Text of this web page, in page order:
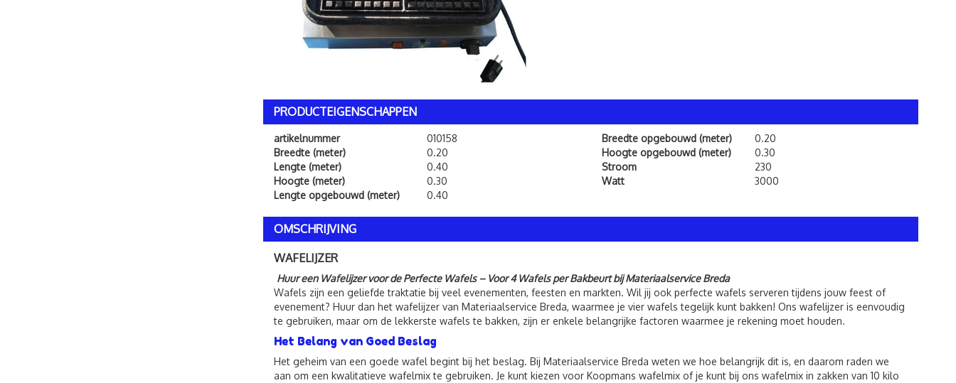
PRODUCTEIGENSCHAPPEN
artikelnummer
010158
Breedte (meter)
0.20
Lengte (meter)
0.40
Hoogte (meter)
0.30
Lengte opgebouwd (meter)
0.40
Breedte opgebouwd (meter)
0.20
Hoogte opgebouwd (meter)
0.30
Stroom
230
Watt
3000
OMSCHRIJVING
WAFELIJZER
Huur een Wafelijzer voor de Perfecte Wafels – Voor 4 Wafels per Bakbeurt bij Materiaalservice Breda
Wafels zijn een geliefde traktatie bij veel evenementen, feesten en markten. Wil jij ook perfecte wafels serveren tijdens jouw feest of
evenement? Huur dan het wafelijzer van Materiaalservice Breda, waarmee je vier wafels tegelijk kunt bakken! Ons wafelijzer is eenvoudig
te gebruiken, maar om de lekkerste wafels te bakken, zijn er enkele belangrijke factoren waarmee je rekening moet houden.
Het Belang van Goed Beslag
Het geheim van een goede wafel begint bij het beslag. Bij Materiaalservice Breda weten we hoe belangrijk dit is, en daarom raden we
aan om een kwalitatieve wafelmix te gebruiken. Je kunt kiezen voor Koopmans wafelmix of je kunt bij ons wafelmix in zakken van 10 kilo